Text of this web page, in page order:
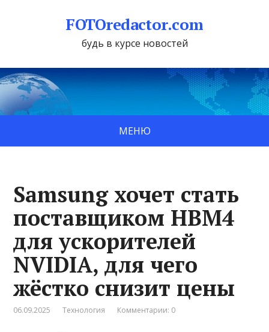
FOTOredactor.com
будь в курсе новостей
МЕНЮ
Samsung хочет стать
поставщиком HBM4
для ускорителей
NVIDIA, для чего
жёстко снизит цены
06.09.2025 Технология Комментарии: 0